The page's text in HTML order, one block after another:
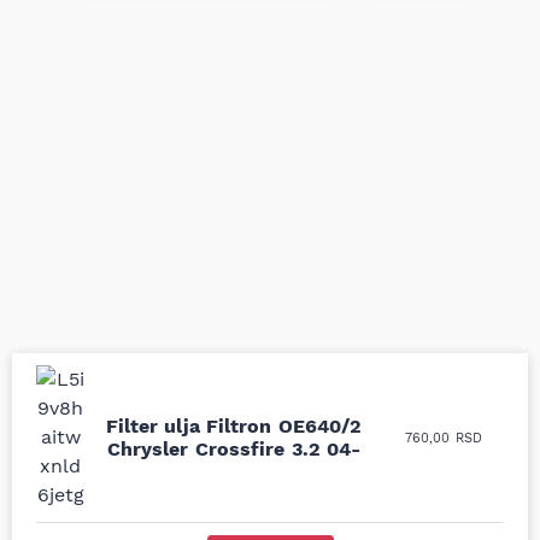
Filter ulja Filtron OE640/2
Chrysler Crossfire 3.2 04-
760,00 RSD
Uporedila sam sve
moguće online
prodavnice auto delova
i definitivno najbolje
cene su ovde. Kupila
Odlična usluga i
ljubazni prodavci.
kočionog cilindra bio